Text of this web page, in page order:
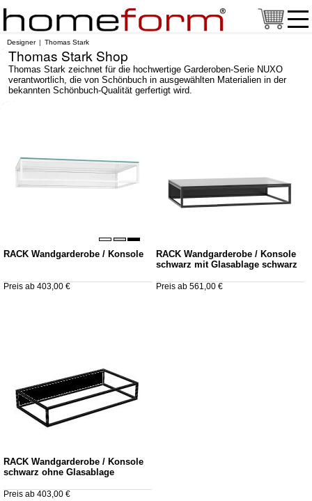
Designer Thomas Stark
Thomas Stark Shop
Thomas Stark zeichnet für die hochwertige Garderoben-Serie NUXO
verantwortlich, die von Schönbuch in ausgewählten Materialien in der
bekannten Schönbuch-Qualität gerfertigt wird.
RACK Wandgarderobe / Konsole
Preis ab 403,00 €
RACK Wandgarderobe / Konsole
schwarz mit Glasablage schwarz
Preis ab 561,00 €
RACK Wandgarderobe / Konsole
schwarz ohne Glasablage
Preis ab 403,00 €